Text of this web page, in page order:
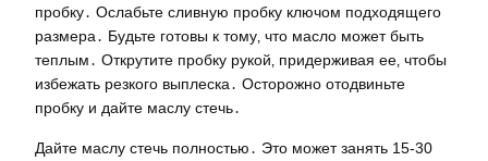
пробку․ Ослабьте сливную пробку ключом подходящего
размера․ Будьте готовы к тому‚ что масло может быть
теплым․ Открутите пробку рукой‚ придерживая ее‚ чтобы
избежать резкого выплеска․ Осторожно отодвиньте
пробку и дайте маслу стечь․
Дайте маслу стечь полностью․ Это может занять 15-30